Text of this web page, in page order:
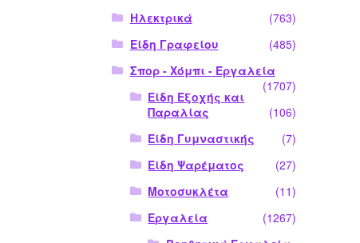
Ηλεκτρικά
(763)
Είδη Γραφείου
(485)
Σπορ - Χόμπι - Εργαλεία
(1707)
Είδη Εξοχής και
Παραλίας
(106)
Είδη Γυμναστικής
(7)
Είδη Ψαρέματος
(27)
Μοτοσυκλέτα
(11)
Εργαλεία
(1267)